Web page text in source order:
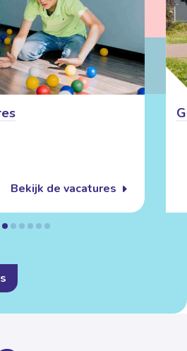
Bekijk de vacatures